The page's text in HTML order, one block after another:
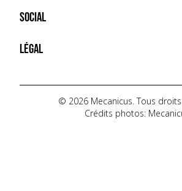
CONTACT
NEWS
VIDÉOS
AUTOPÉDIA
Social
INSTAGRAM
TIKTOK
YOUTUBE
Légal
POLITIQUE DE CONFIDENTIALITÉ
© 2026 Mecanicus. Tous
Crédits photos: